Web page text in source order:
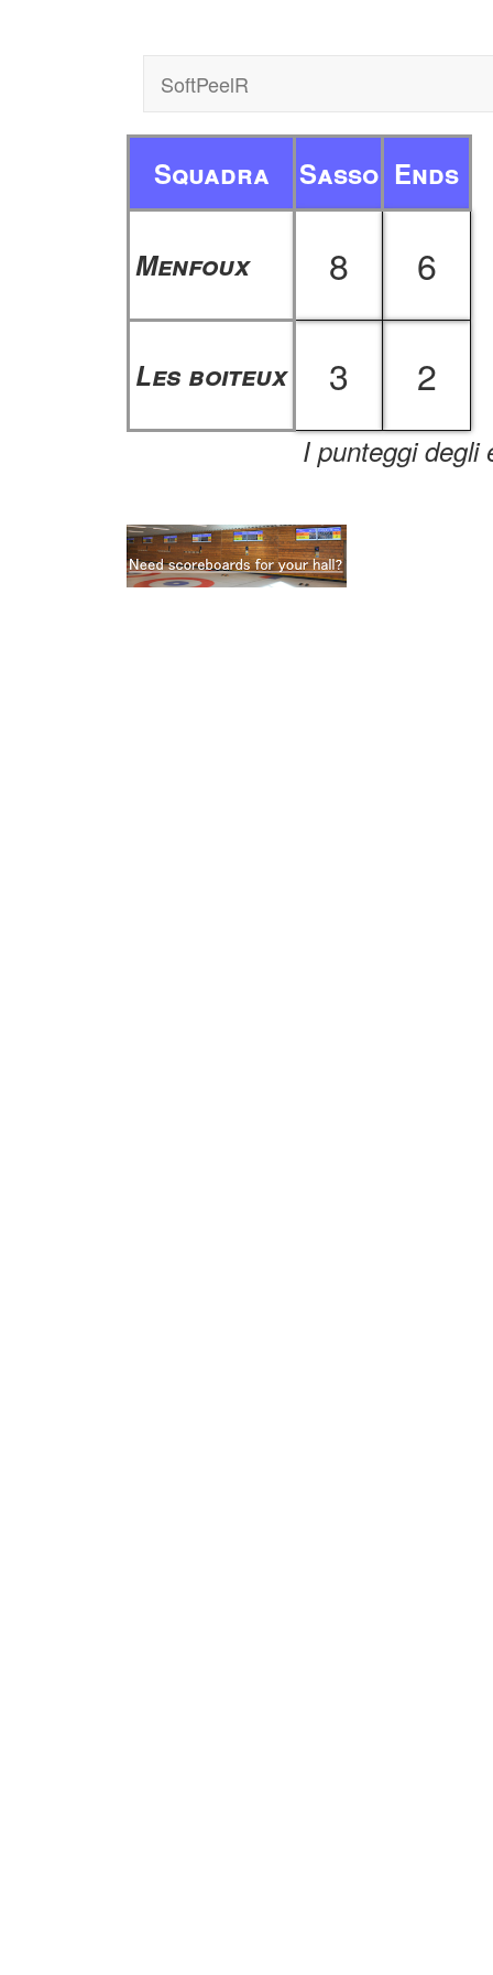
SoftPeelR
Squadra Sasso Ends
Menfoux 8 6
Les boiteux 3 2
I punteggi degli